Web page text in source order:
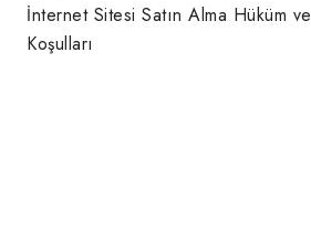
İnternet Sitesi Satın Alma Hüküm ve
Koşulları